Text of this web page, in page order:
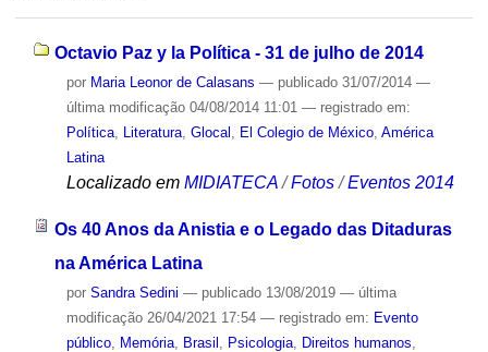
Octavio Paz y la Política - 31 de julho de 2014
por Maria Leonor de Calasans — publicado31/07/2014 —
última modificação04/08/2014 11:01 — registrado em:
Política, Literatura, Glocal El Colegio de México, América
Latina
Localizado em MIDIATECA /Fotos /Eventos 2014
Os 40 Anos da Anistia e o Legado das Ditaduras
na América Latina
por Sandra Sedini — publicado13/08/2019 — última
modificação26/04/2021 17:54 — registrado em: Evento
público, Memória, Brasil Psicologia, Direitos humanos